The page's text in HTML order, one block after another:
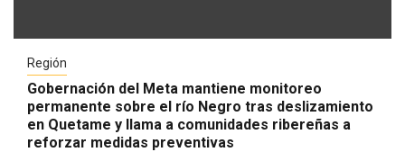
Región
Gobernación del Meta mantiene monitoreo
permanente sobre el río Negro tras deslizamiento
en Quetame y llama a comunidades ribereñas a
reforzar medidas preventivas